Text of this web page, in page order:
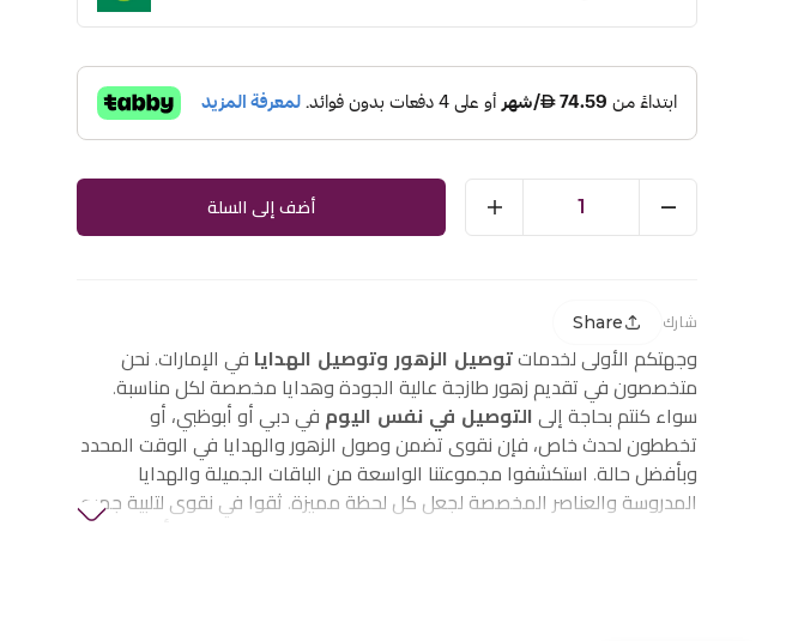
1 أضف إلى السلة
شارك Share
وجهتكم الأولى لخدمات توصيل الزهور وتوصيل الهدايا في الإمارات. نحن
متخصصون في تقديم زهور طازجة عالية الجودة وهدايا مخصصة لكل مناسبة.
سواء كنتم بحاجة إلى التوصيل في نفس اليوم في دبي أو أبوظبي، أو
تخططون لحدث خاص، فإن نقوى تضمن وصول الزهور والهدايا في الوقت المحدد
وبأفضل حالة. استكشفوا مجموعتنا الواسعة من الباقات الجميلة والهدايا
المدروسة والعناصر المخصصة لجعل كل لحظة مميزة. ثقوا في نقوى لتلبية جميع